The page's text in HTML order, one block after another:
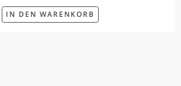
IN DEN WARENKORB